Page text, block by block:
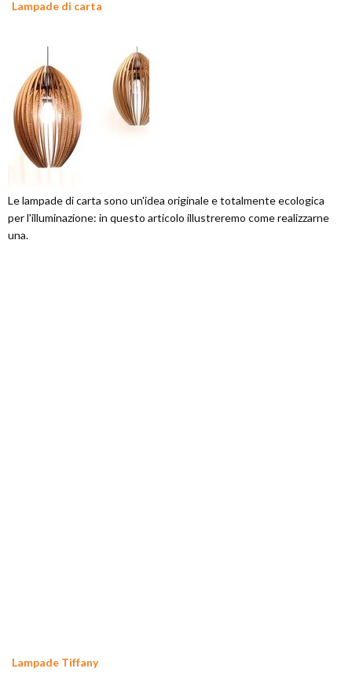
Lampade di carta
Le lampade di carta sono un'idea originale e totalmente ecologica
per l'illuminazione: in questo articolo illustreremo come realizzarne
una.
Lampade Tiffany